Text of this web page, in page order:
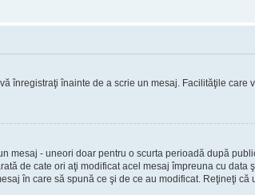
înregistraţi înainte de a scrie un mesaj. Facilităţile care
mesaj - uneori doar pentru o scurta perioadă după
de cate ori aţi modificat acel mesaj împreuna cu data
în care să spună ce şi de ce au modificat. Reţineţi că